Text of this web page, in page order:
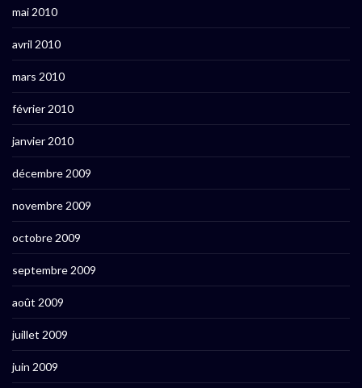
mai 2010
avril 2010
mars 2010
février 2010
janvier 2010
décembre 2009
novembre 2009
octobre 2009
septembre 2009
août 2009
juillet 2009
juin 2009